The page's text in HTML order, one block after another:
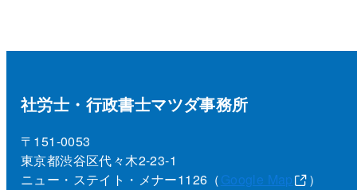
社労士・行政書士マツダ事務所
〒151-0053
東京都渋谷区代々木2-23-1
ニュー・ステイト・メナー1126（Google Map ）